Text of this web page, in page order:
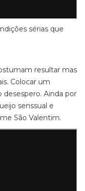
sérias que
resultar mas
Colocar um
Ainda por
senssual e
São Valentim.